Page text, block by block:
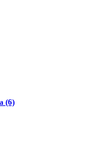
(6)